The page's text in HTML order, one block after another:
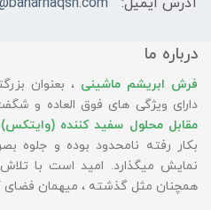
آدرس ایمیل:
درباره ما
فرش ابریشم ماشینی ، بعنوان
دارای ویژگی های فوق العاده و
مقابل محلول سفید کننده (وایتکس)
بکار رفته نامحدود بوده و جلوه
نمایش میگذارد. امید است با
همچنان مثل گذشته ، میهمان فضای